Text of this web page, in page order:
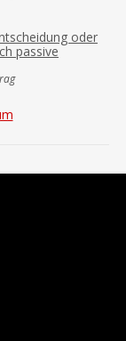
oder
passive